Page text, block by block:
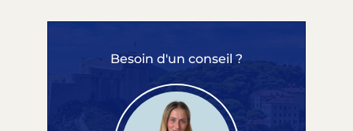
Besoin d'un conseil ?